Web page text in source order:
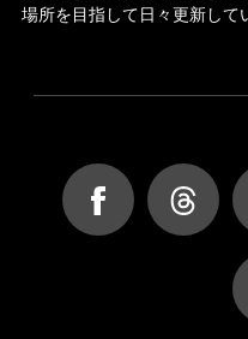
場所を目指して日々更新して